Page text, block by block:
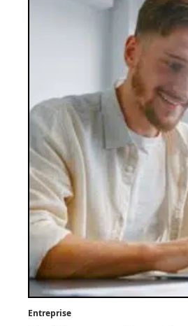
Entreprise